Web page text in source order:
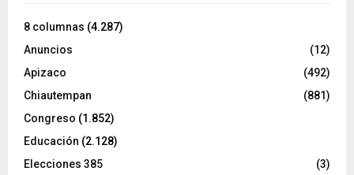
8 columnas (4.287)
Anuncios
(12)
Apizaco
(492)
Chiautempan
(881)
Congreso (1.852)
Educación (2.128)
Elecciones 385
(3)